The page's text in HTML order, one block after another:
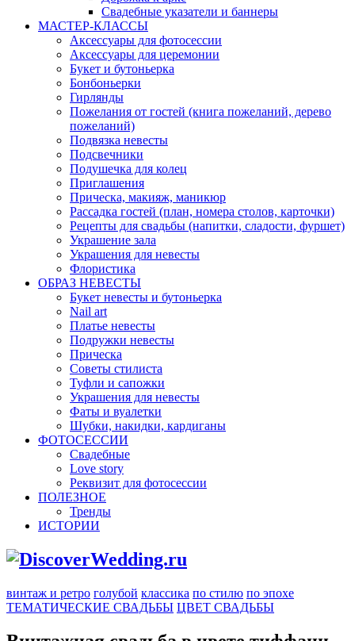
Свадебные указатели и баннеры
МАСТЕР-КЛАССЫ
Аксессуары для фотосессии
Аксессуары для церемонии
Букет и бутоньерка
Бонбоньерки
Гирлянды
Пожелания от гостей (книга пожеланий, дерево
пожеланий)
Подвязка невесты
Подсвечники
Подушечка для колец
Приглашения
Прическа, макияж, маникюр
Рассадка гостей (план, номера столов, карточки)
Рецепты для свадьбы (напитки, сладости, фуршет)
Украшение зала
Украшения для невесты
Флористика
ОБРАЗ НЕВЕСТЫ
Букет невесты и бутоньерка
Nail art
Платье невесты
Подружки невесты
Прическа
Советы стилиста
Туфли и сапожки
Украшения для невесты
Фаты и вуалетки
Шубки, накидки, кардиганы
ФОТОСЕССИИ
Свадебные
Love story
Реквизит для фотосессии
ПОЛЕЗНОЕ
Тренды
ИСТОРИИ
винтаж и ретро голубой классика по стилю по эпохе
ТЕМАТИЧЕСКИЕ СВАДЬБЫ ЦВЕТ СВАДЬБЫ